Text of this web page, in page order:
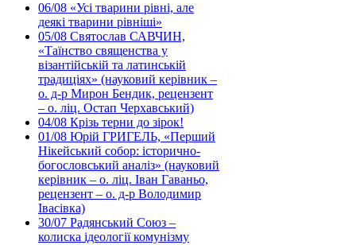
06/08 «Усі тварини рівні, але
деякі тварини рівніші»
05/08 Святослав САВЧИН,
«Таїнство священства у
візантійській та латинській
традиціях» (науковий керівник –
о. д-р Мирон Бендик, рецензент
– о. ліц. Остап Черхавський)
04/08 Крізь терни до зірок!
01/08 Юрій ГРИГЕЛЬ, «Перший
Нікейський собор: історично-
богословський аналіз» (науковий
керівник – о. ліц. Іван Гаваньо,
рецензент – о. д-р Володимир
Івасівка)
30/07 Радянський Союз –
колиска ідеології комунізму